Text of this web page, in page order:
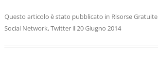
Questo articolo è stato pubblicato in Risorse Gratuite
Social Network,Twitter il20 Giugno 2014